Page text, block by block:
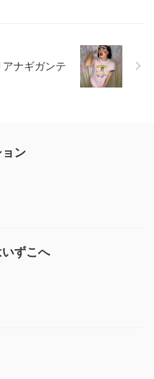
アナギガンテ
ン
ずこへ